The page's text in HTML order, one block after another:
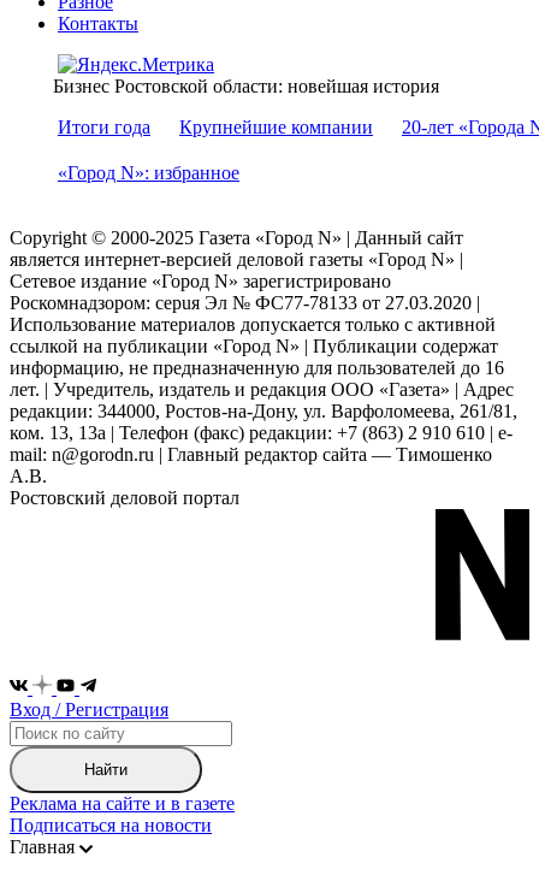
Контакты
Бизнес Ростовской области: новейшая история
Итоги года
Крупнейшие компании 20-лет «Города
«Город N»: избранное
Copyright © 2000-2025 Газета «Город N» | Данный сайт
является интернет-версией деловой газеты «Город N» |
Сетевое издание «Город N» зарегистрировано
Роскомнадзором: серuя Эл № ФС77-78133 от 27.03.2020 |
Использование материалов допускается только с активной
ссылкой на публикации «Город N» | Публикации содержат
информацию, не предназначенную для пользователей до 16
лет. | Учредитель, издатель и редакция ООО «Газета» | Адрес
редакции: 344000, Ростов-на-Дону, ул. Варфоломеева, 261/81,
ком. 13, 13а | Телефон (факс) редакции: +7 (863) 2 910 610 | e-
mail: n@gorodn.ru | Главный редактор сайта — Тимошенко
А.В.
Ростовский деловой портал
Вход / Регистрация
Найти
Реклама на сайте и в газете
Подписаться на новости
Главная